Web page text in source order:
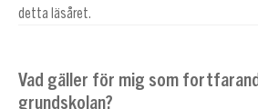
detta läsåret.
Vad gäller för mig som
grundskolan?